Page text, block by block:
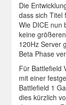
Die
dass sich Titel
Wie DICE nun
keine
120Hz Server
Beta Phase
Für Battlefield
mit einer
Battlefield 1
dies kürzlich